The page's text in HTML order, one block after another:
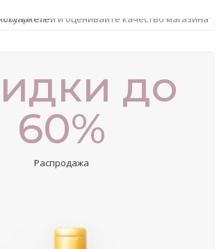
до
60%
Распродажа